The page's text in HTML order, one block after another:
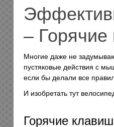
– Горячие
Многие даже не
пустяковые действия с
если бы делали все
И изобретать тут
Горячие